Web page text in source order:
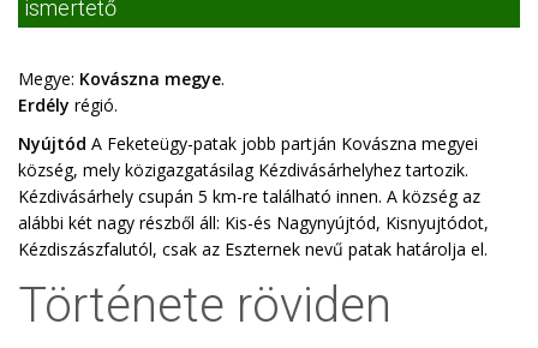
ismertető
Megye: Kovászna megye.
Erdély régió.
Nyújtód A Feketeügy-patak jobb partján Kovászna megyei
község, mely közigazgatásilag Kézdivásárhelyhez tartozik.
Kézdivásárhely csupán 5 km-re található innen. A község az
alábbi két nagy részből áll: Kis-és Nagynyújtód, Kisnyujtódot,
Kézdiszászfalutól, csak az Eszternek nevű patak határolja el.
Története röviden